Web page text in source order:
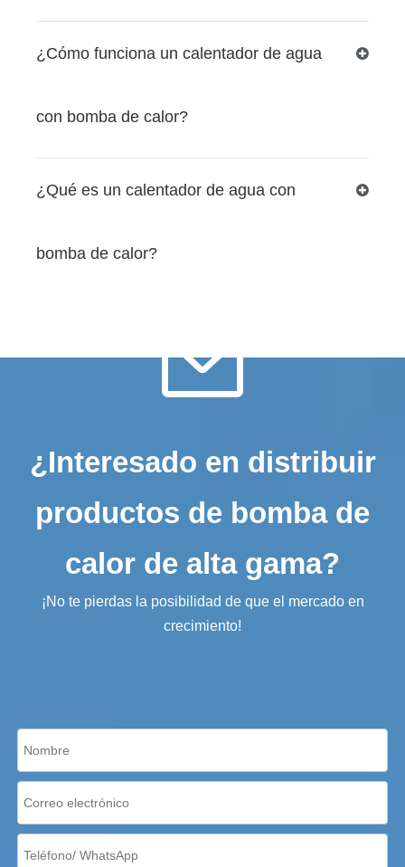
¿Cómo funciona un calentador de agua
con bomba de calor?
¿Qué es un calentador de agua con
bomba de calor?

¿Interesado en distribuir
productos de bomba de
calor de alta gama?
¡No te pierdas la posibilidad de que el mercado en
crecimiento!